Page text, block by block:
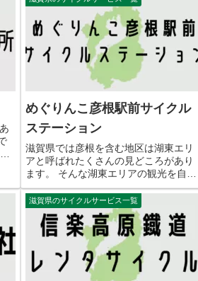
3
めぐりんこ彦根駅前サイクル
ステーション
滋賀県では彦根を含む地区は湖東エリ
アと呼ばれたくさんの見どころがあり
ます。 そんな湖東エリアの観光を自由
気ままにおこなうなら、めぐりんこの
レンタサイクルを利用するのがおすす
めです。 めぐりんこ彦根駅前サイクル
ステーションの交通アクセス 住所...
滋賀県のサイクルサービス一覧